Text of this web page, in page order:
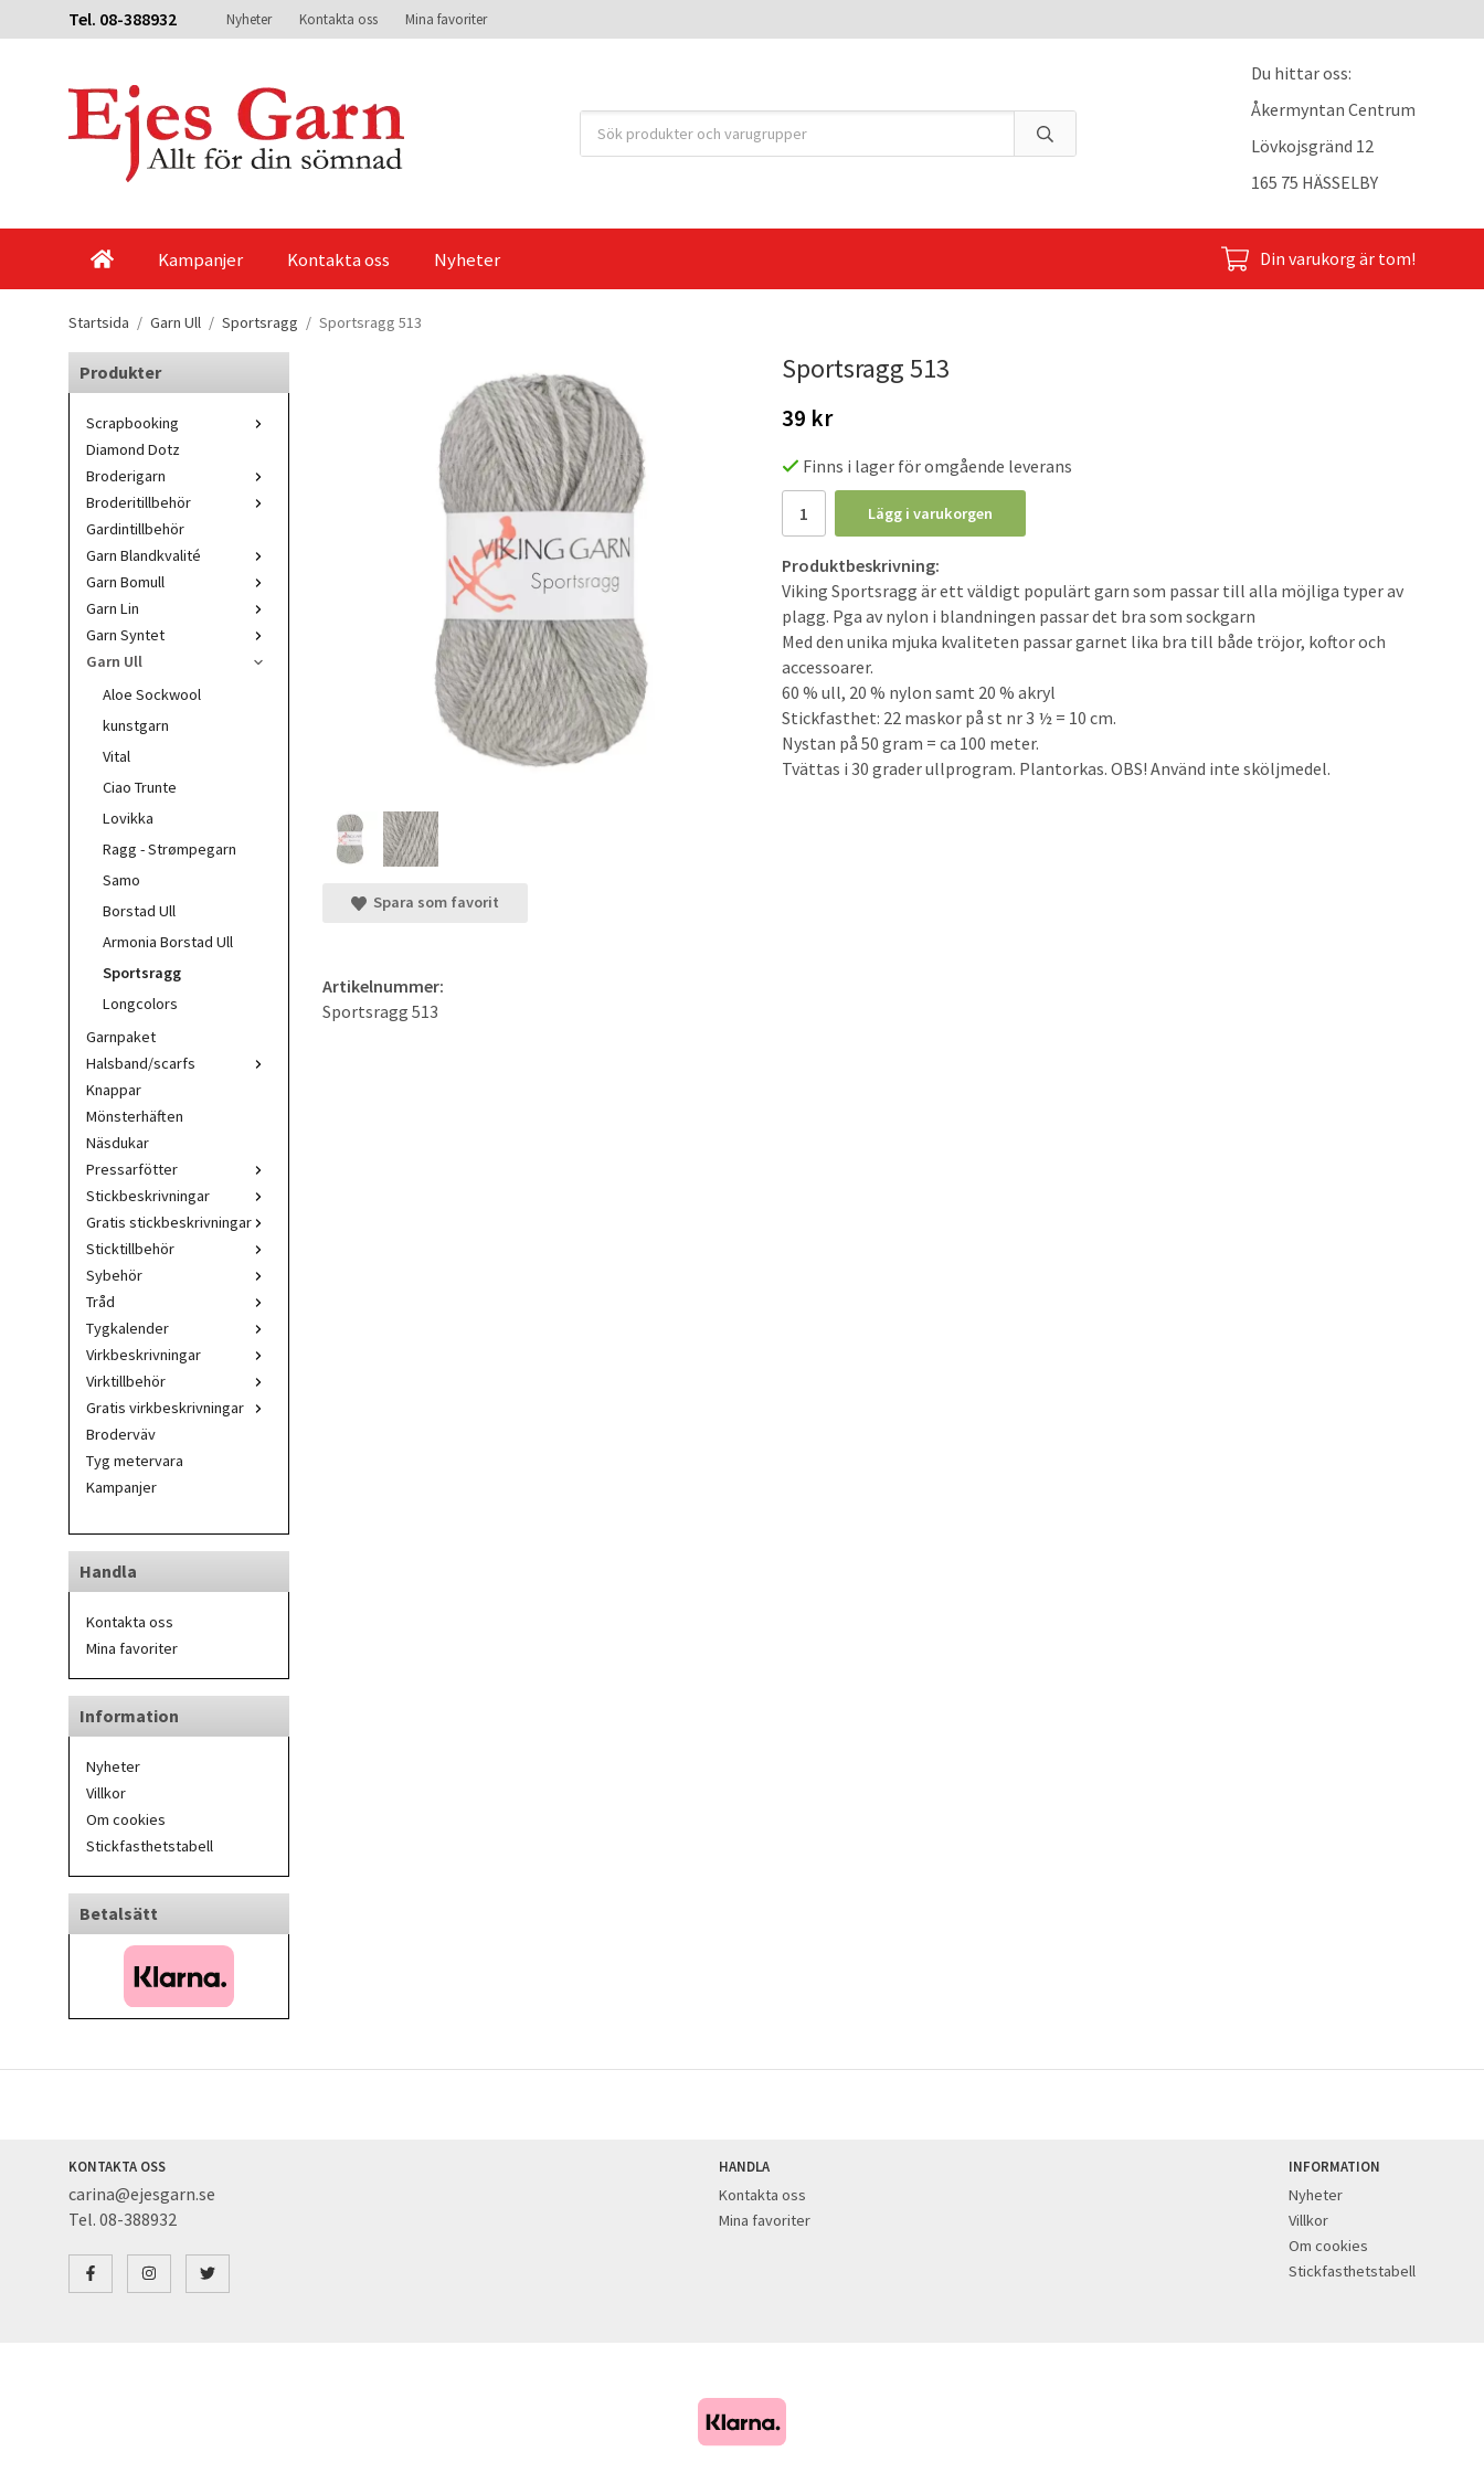
Tel. 08-388932 Nyheter Kontakta oss Mina favoriter
Du hittar oss:
Åkermyntan Centrum
Lövkojsgränd 12
165 75 HÄSSELBY
Kampanjer Kontakta oss Nyheter Din varukorg är tom!
Startsida / Garn Ull / Sportsragg / Sportsragg 513
Produkter
Scrapbooking
Diamond Dotz
Broderigarn
Broderitillbehör
Gardintillbehör
Garn Blandkvalité
Garn Bomull
Garn Lin
Garn Syntet
Garn Ull
Aloe Sockwool
kunstgarn
Vital
Ciao Trunte
Lovikka
Ragg - Strømpegarn
Samo
Borstad Ull
Armonia Borstad Ull
Sportsragg
Longcolors
Garnpaket
Halsband/scarfs
Knappar
Mönsterhäften
Näsdukar
Pressarfötter
Stickbeskrivningar
Gratis stickbeskrivningar
Sticktillbehör
Sybehör
Tråd
Tygkalender
Virkbeskrivningar
Virktillbehör
Gratis virkbeskrivningar
Broderväv
Tyg metervara
Kampanjer
Handla
Kontakta oss
Mina favoriter
Information
Nyheter
Villkor
Om cookies
Stickfasthetstabell
Betalsätt
Sportsragg 513
39 kr
Finns i lager för omgående leverans
Lägg i varukorgen
Produktbeskrivning:
Viking Sportsragg är ett väldigt populärt garn som passar till alla möjliga typer av
plagg. Pga av nylon i blandningen passar det bra som sockgarn
Med den unika mjuka kvaliteten passar garnet lika bra till både tröjor, koftor och
accessoarer.
60 % ull, 20 % nylon samt 20 % akryl
Stickfasthet: 22 maskor på st nr 3 ½ = 10 cm.
Nystan på 50 gram = ca 100 meter.
Tvättas i 30 grader ullprogram. Plantorkas. OBS! Använd inte sköljmedel.
Spara som favorit
Artikelnummer:
Sportsragg 513
KONTAKTA OSS
carina@ejesgarn.se
Tel. 08-388932
HANDLA
Kontakta oss
Mina favoriter
INFORMATION
Nyheter
Villkor
Om cookies
Stickfasthetstabell